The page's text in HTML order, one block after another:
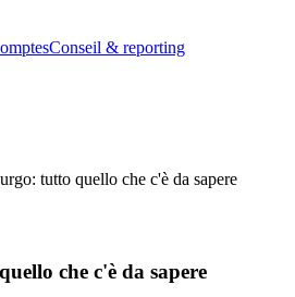
Conseil & reporting
tutto quello che c'è da sapere
che c'è da sapere